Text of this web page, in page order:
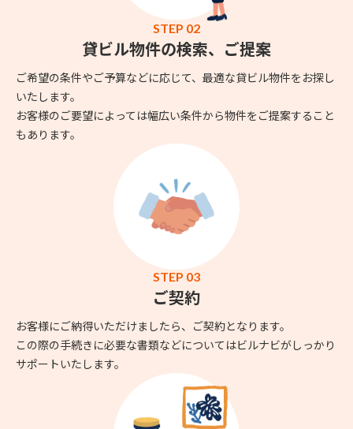
STEP 02
貸ビル物件の検索、ご提案
ご希望の条件やご予算などに応じて、最適な貸ビル物件をお探し
いたします。
お客様のご要望によっては幅広い条件から物件をご提案すること
もあります。
STEP 03
ご契約
お客様にご納得いただけましたら、ご契約となります。
この際の手続きに必要な書類などについてはビルナビがしっかり
サポートいたします。